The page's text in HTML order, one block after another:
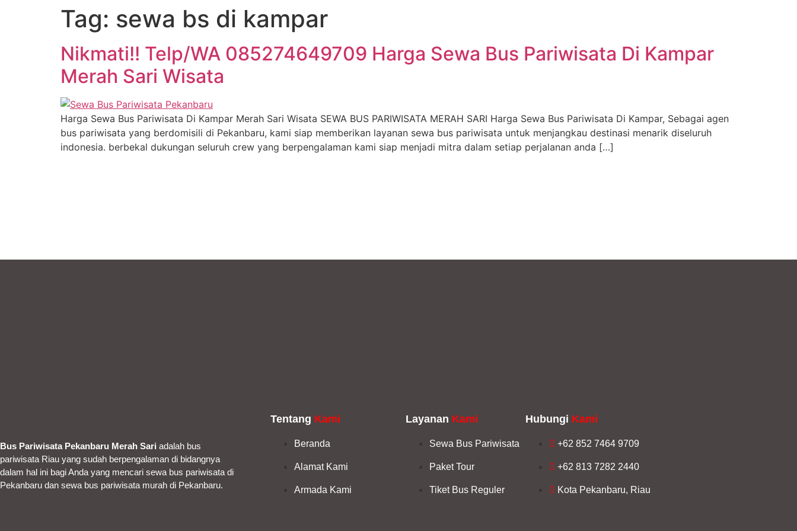
Tag: sewa bs di kampar
Nikmati!! Telp/WA 085274649709 Harga Sewa Bus Pariwisata Di Kampar
Merah Sari Wisata
Harga Sewa Bus Pariwisata Di Kampar Merah Sari Wisata SEWA BUS PARIWISATA MERAH SARI Harga Sewa Bus Pariwisata Di Kampar, Sebagai agen
bus pariwisata yang berdomisili di Pekanbaru, kami siap memberikan layanan sewa bus pariwisata untuk menjangkau destinasi menarik diseluruh
indonesia. berbekal dukungan seluruh crew yang berpengalaman kami siap menjadi mitra dalam setiap perjalanan anda […]
Bus Pariwisata Pekanbaru Merah Sari adalah bus
pariwisata Riau yang sudah berpengalaman di bidangnya
dalam hal ini bagi Anda yang mencari sewa bus pariwisata di
Pekanbaru dan sewa bus pariwisata murah di Pekanbaru.
Tentang Kami
Beranda
Alamat Kami
Armada Kami
Layanan Kami
Sewa Bus Pariwisata
Paket Tour
Tiket Bus Reguler
Hubungi Kami
+62 852 7464 9709
+62 813 7282 2440
Kota Pekanbaru, Riau